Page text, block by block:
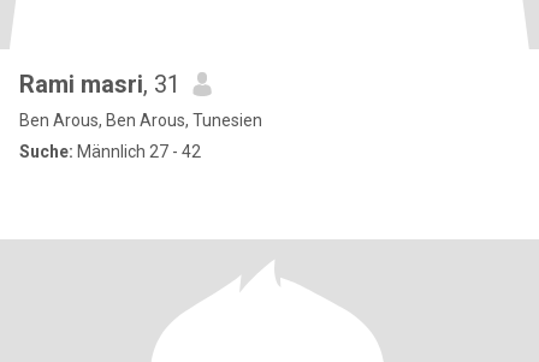
Rami masri, 31
Ben Arous, Ben Arous, Tunesien
Suche: Männlich 27 - 42